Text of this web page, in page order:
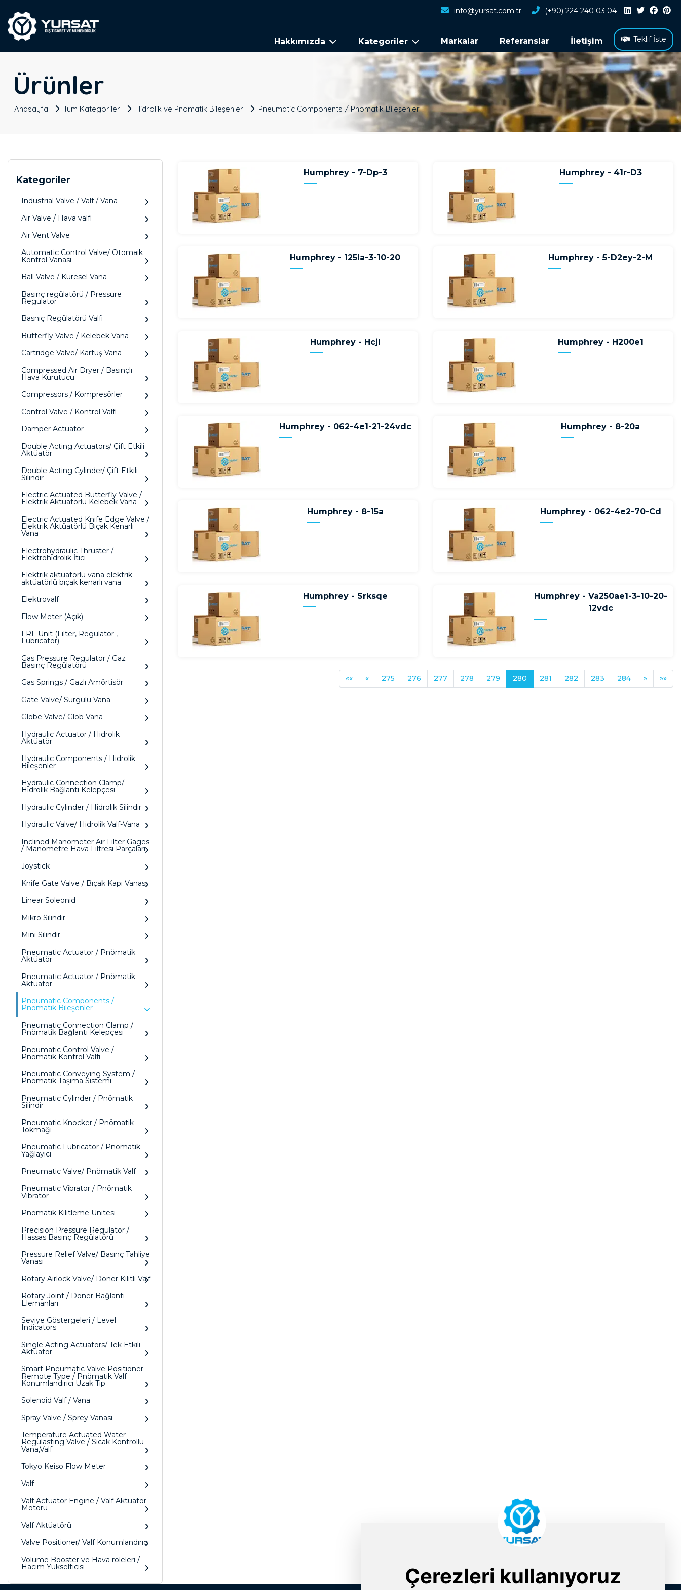
info@yursat.com.tr (+90) 224 240 03 04
Hakkımızda Kategoriler Markalar Referanslar İletişim Teklif İste
Ürünler
Anasayfa Tüm Kategoriler Hidrolik ve Pnömatik Bileşenler Pneumatic Components / Pnömatik Bileşenler
Kategoriler
Industrial Valve / Valf / Vana
Air Valve / Hava valfi
Air Vent Valve
Automatic Control Valve/ Otomaik
Kontrol Vanası
Ball Valve / Küresel Vana
Basınç regülatörü / Pressure
Regulator
Basnıç Regülatörü Valfi
Butterfly Valve / Kelebek Vana
Cartridge Valve/ Kartuş Vana
Compressed Air Dryer / Basınçlı
Hava Kurutucu
Compressors / Kompresörler
Control Valve / Kontrol Valfi
Damper Actuator
Double Acting Actuators/ Çift Etkili
Aktüatör
Double Acting Cylinder/ Çift Etkili
Silindir
Electric Actuated Butterfly Valve /
Elektrik Aktüatörlü Kelebek Vana
Electric Actuated Knife Edge Valve /
Elektrik Aktüatörlü Bıçak Kenarlı
Vana
Electrohydraulic Thruster /
Elektrohidrolik İtici
Elektrik aktüatörlü vana elektrik
aktüatörlü bıçak kenarlı vana
Elektrovalf
Flow Meter (Açık)
FRL Unit (Filter, Regulator ,
Lubricator)
Gas Pressure Regulator / Gaz
Basınç Regülatörü
Gas Springs / Gazlı Amörtisör
Gate Valve/ Sürgülü Vana
Globe Valve/ Glob Vana
Hydraulic Actuator / Hidrolik
Aktüatör
Hydraulic Components / Hidrolik
Bileşenler
Hydraulic Connection Clamp/
Hidrolik Bağlantı Kelepçesi
Hydraulic Cylinder / Hidrolik Silindir
Hydraulic Valve/ Hidrolik Valf-Vana
Inclined Manometer Air Filter Gages
/ Manometre Hava Filtresi Parçaları
Joystick
Knife Gate Valve / Bıçak Kapı Vanası
Linear Soleonid
Mikro Silindir
Mini Silindir
Pneumatic Actuator / Pnömatik
Aktüatör
Pneumatic Actuator / Pnömatik
Aktüatör
Pneumatic Components /
Pnömatik Bileşenler
Pneumatic Connection Clamp /
Pnömatik Bağlantı Kelepçesi
Pneumatic Control Valve /
Pnömatik Kontrol Valfi
Pneumatic Conveying System /
Pnömatik Taşıma Sistemi
Pneumatic Cylinder / Pnömatik
Silindir
Pneumatic Knocker / Pnömatik
Tokmağı
Pneumatic Lubricator / Pnömatik
Yağlayıcı
Pneumatic Valve/ Pnömatik Valf
Pneumatic Vibrator / Pnömatik
Vibratör
Pnömatik Kilitleme Ünitesi
Precision Pressure Regulator /
Hassas Basınç Regülatörü
Pressure Relief Valve/ Basınç Tahliye
Vanası
Rotary Airlock Valve/ Döner Kilitli Valf
Rotary Joint / Döner Bağlantı
Elemanları
Seviye Göstergeleri / Level
Indicators
Single Acting Actuators/ Tek Etkili
Aktüatör
Smart Pneumatic Valve Positioner
Remote Type / Pnömatik Valf
Konumlandırıcı Uzak Tip
Solenoid Valf / Vana
Spray Valve / Sprey Vanası
Temperature Actuated Water
Regulasting Valve / Sıcak Kontrollü
Vana,Valf
Tokyo Keiso Flow Meter
Valf
Valf Actuator Engine / Valf Aktüatör
Motoru
Valf Aktüatörü
Valve Positioner/ Valf Konumlandırıcı
Volume Booster ve Hava röleleri /
Hacim Yükselticisi
Humphrey - 7-Dp-3 Humphrey - 41r-D3
Humphrey - 125la-3-10-20 Humphrey - 5-D2ey-2-M
Humphrey - Hcjl Humphrey - H200e1
Humphrey - 062-4e1-21-24vdc Humphrey - 8-20a
Humphrey - 8-15a Humphrey - 062-4e2-70-Cd
Humphrey - Srksqe
Humphrey - Va250ae1-3-10-20-
12vdc
«« « 275 276 277 278 279 280 281 282 283 284 » »»